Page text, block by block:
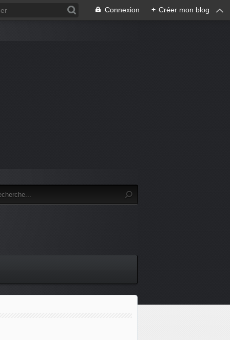
Connexion + Créer mon blog